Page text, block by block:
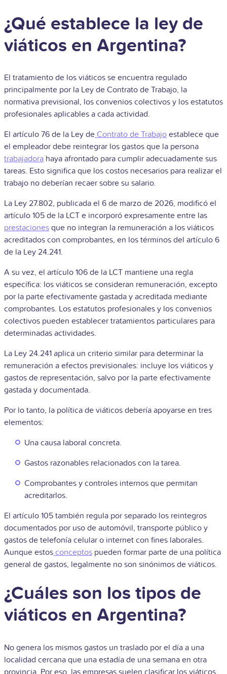
¿Qué establece la ley de
viáticos en Argentina?
El tratamiento de los viáticos se encuentra regulado
principalmente por la Ley de Contrato de Trabajo, la
normativa previsional, los convenios colectivos y los estatutos
profesionales aplicables a cada actividad.
El artículo 76 de la Ley de Contrato de Trabajo establece que
el empleador debe reintegrar los gastos que la persona
trabajadora haya afrontado para cumplir adecuadamente sus
tareas. Esto significa que los costos necesarios para realizar el
trabajo no deberían recaer sobre su salario.
La Ley 27.802, publicada el 6 de marzo de 2026, modificó el
artículo 105 de la LCT e incorporó expresamente entre las
prestaciones que no integran la remuneración a los viáticos
acreditados con comprobantes, en los términos del artículo 6
de la Ley 24.241.
A su vez, el artículo 106 de la LCT mantiene una regla
específica: los viáticos se consideran remuneración, excepto
por la parte efectivamente gastada y acreditada mediante
comprobantes. Los estatutos profesionales y los convenios
colectivos pueden establecer tratamientos particulares para
determinadas actividades.
La Ley 24.241 aplica un criterio similar para determinar la
remuneración a efectos previsionales: incluye los viáticos y
gastos de representación, salvo por la parte efectivamente
gastada y documentada.
Por lo tanto, la política de viáticos debería apoyarse en tres
elementos:
Una causa laboral concreta.
Gastos razonables relacionados con la tarea.
Comprobantes y controles internos que permitan
acreditarlos.
El artículo 105 también regula por separado los reintegros
documentados por uso de automóvil, transporte público y
gastos de telefonía celular o internet con fines laborales.
Aunque estos conceptos pueden formar parte de una política
general de gastos, legalmente no son sinónimos de viáticos.
¿Cuáles son los tipos de
viáticos en Argentina?
No genera los mismos gastos un traslado por el día a una
localidad cercana que una estadía de una semana en otra